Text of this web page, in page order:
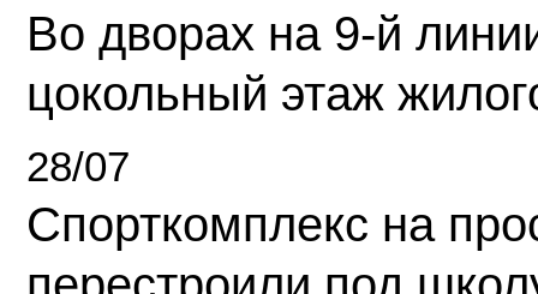
Во дворах на 9-й
цокольный этаж
28/07
Спорткомплекс на